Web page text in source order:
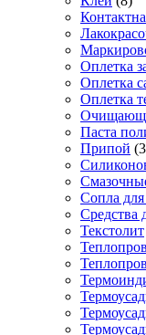
Оплетка
Оплетка
Оплетка
Паста
Припой
Сопла
Средства
Текстолит